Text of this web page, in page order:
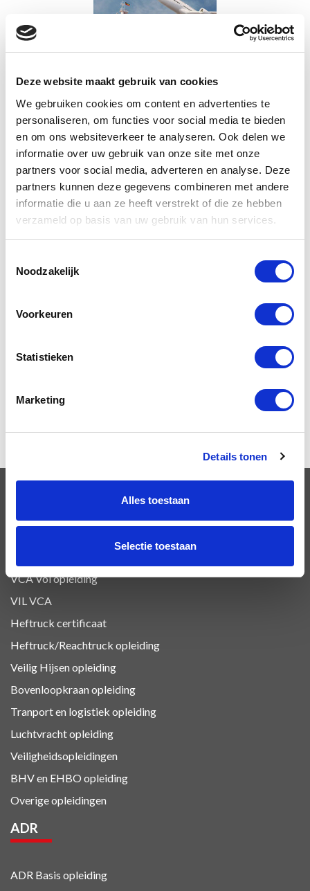
Deze website maakt gebruik van cookies
We gebruiken cookies om content en advertenties te
personaliseren, om functies voor social media te bieden
en om ons websiteverkeer te analyseren. Ook delen we
informatie over uw gebruik van onze site met onze
partners voor social media, adverteren en analyse. Deze
partners kunnen deze gegevens combineren met andere
informatie die u aan ze heeft verstrekt of die ze hebben
verzameld op basis van uw gebruik van hun services.
Noodzakelijk
Voorkeuren
Statistieken
Marketing
Details tonen
Alles toestaan
Selectie toestaan
Liever
direct
VCA Vol opleiding
VIL VCA
Heftruck certificaat
Heftruck/Reachtruck opleiding
Veilig Hijsen opleiding
Bovenloopkraan opleiding
Tranport en logistiek opleiding
Luchtvrachtopleiding
Veiligheidsopleidingen
BHV en EHBO opleiding
Overige opleidingen
ADR
ADR Basis opleiding